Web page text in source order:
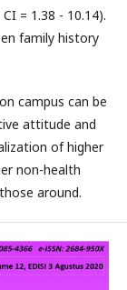
= 1.38 - 10.14).
family history
campus can be
attitude and
of higher
non-health
around.